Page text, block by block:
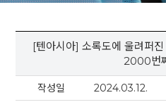
[텐아시아] 소록도에 울려퍼
2000번
작성일
2024.03.12.